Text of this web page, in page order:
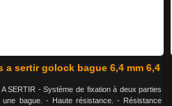
a sertir golock bague 6,4 mm 6,4
A SERTIR - Système de fixation à deux parties
une bague. - Haute résistance. - Résistance